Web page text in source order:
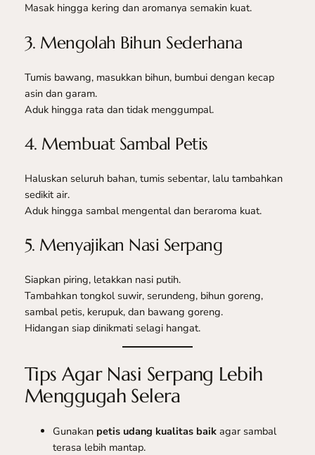
Masak hingga kering dan aromanya semakin kuat.
3. Mengolah Bihun Sederhana
Tumis bawang, masukkan bihun, bumbui dengan kecap
asin dan garam.
Aduk hingga rata dan tidak menggumpal.
4. Membuat Sambal Petis
Haluskan seluruh bahan, tumis sebentar, lalu tambahkan
sedikit air.
Aduk hingga sambal mengental dan beraroma kuat.
5. Menyajikan Nasi Serpang
Siapkan piring, letakkan nasi putih.
Tambahkan tongkol suwir, serundeng, bihun goreng,
sambal petis, kerupuk, dan bawang goreng.
Hidangan siap dinikmati selagi hangat.
Tips Agar Nasi Serpang Lebih
Menggugah Selera
Gunakan petis udang kualitas baikagar sambal
terasa lebih mantap.